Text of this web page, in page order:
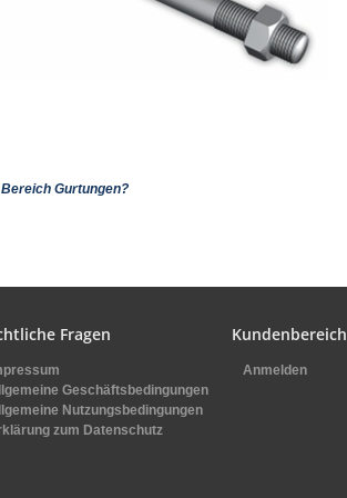
Gurtungen?
Fragen
Geschäftsbedingungen
Nutzungsbedingungen
zum Datenschutz
Kundenbereich
Anmelden